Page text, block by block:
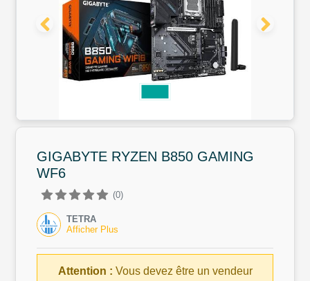
GIGABYTE RYZEN B850 GAMING
WF6
(0)
TETRA
Afficher Plus
Attention : Vous devez être un vendeur